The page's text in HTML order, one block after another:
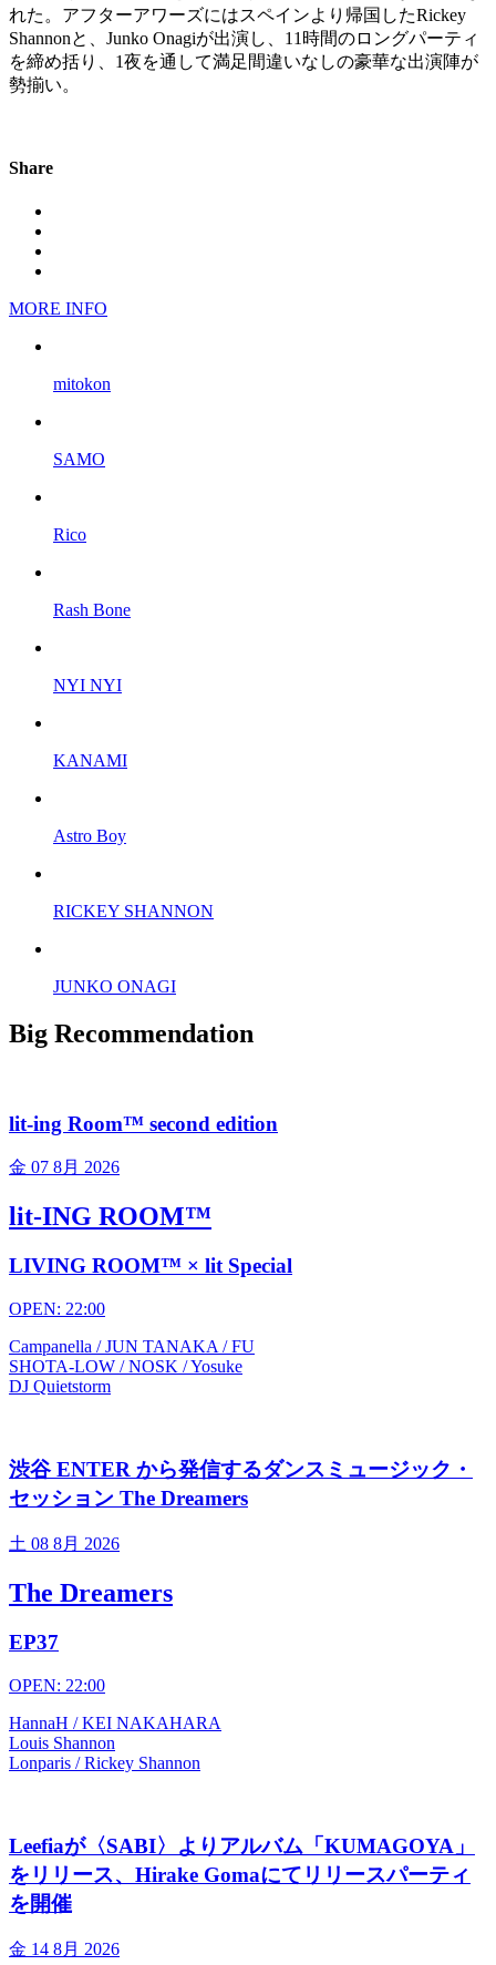
れた。アフターアワーズにはスペインより帰国したRickey
Shannonと、Junko Onagiが出演し、11時間のロングパーティ
を締め括り、1夜を通して満足間違いなしの豪華な出演陣が
勢揃い。
Share
MORE INFO
mitokon
SAMO
Rico
Rash Bone
NYI NYI
KANAMI
Astro Boy
RICKEY SHANNON
JUNKO ONAGI
Big Recommendation
lit-ing Room™ second edition
金 07 8月 2026
lit-ING ROOM™
LIVING ROOM™ × lit Special
OPEN: 22:00
Campanella / JUN TANAKA / FU
SHOTA-LOW / NOSK / Yosuke
DJ Quietstorm
渋谷 ENTER から発信するダンスミュージック・
セッション The Dreamers
土 08 8月 2026
The Dreamers
EP37
OPEN: 22:00
HannaH / KEI NAKAHARA
Louis Shannon
Lonparis / Rickey Shannon
Leefiaが〈SABI〉よりアルバム「KUMAGOYA」
をリリース、Hirake Gomaにてリリースパーティ
を開催
金 14 8月 2026